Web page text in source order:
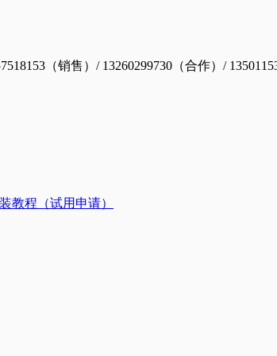
（销售）/ 13260299730（合作）/
教程（试用申请）